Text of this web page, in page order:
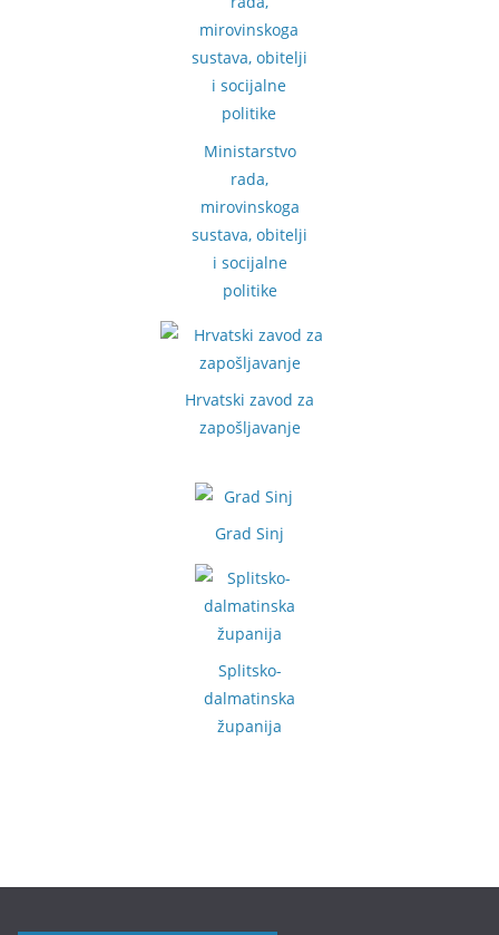
Ministarstvo
rada,
mirovinskoga
sustava, obitelji
i socijalne
politike
Hrvatski zavod za
zapošljavanje
Grad Sinj
Splitsko-
dalmatinska
županija